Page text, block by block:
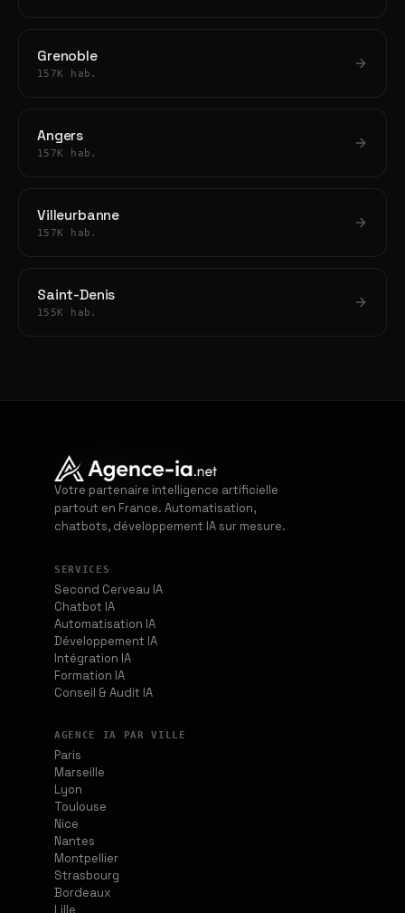
Grenoble
157K hab.
Angers
157K hab.
Villeurbanne
157K hab.
Saint-Denis
155K hab.
Votre partenaire intelligence artificielle
partout en France. Automatisation,
chatbots, développement IA sur mesure.
SERVICES
Second Cerveau IA
Chatbot IA
Automatisation IA
Développement IA
Intégration IA
Formation IA
Conseil & Audit IA
AGENCE IA PAR VILLE
Paris
Marseille
Lyon
Toulouse
Nice
Nantes
Montpellier
Strasbourg
Bordeaux
Lille